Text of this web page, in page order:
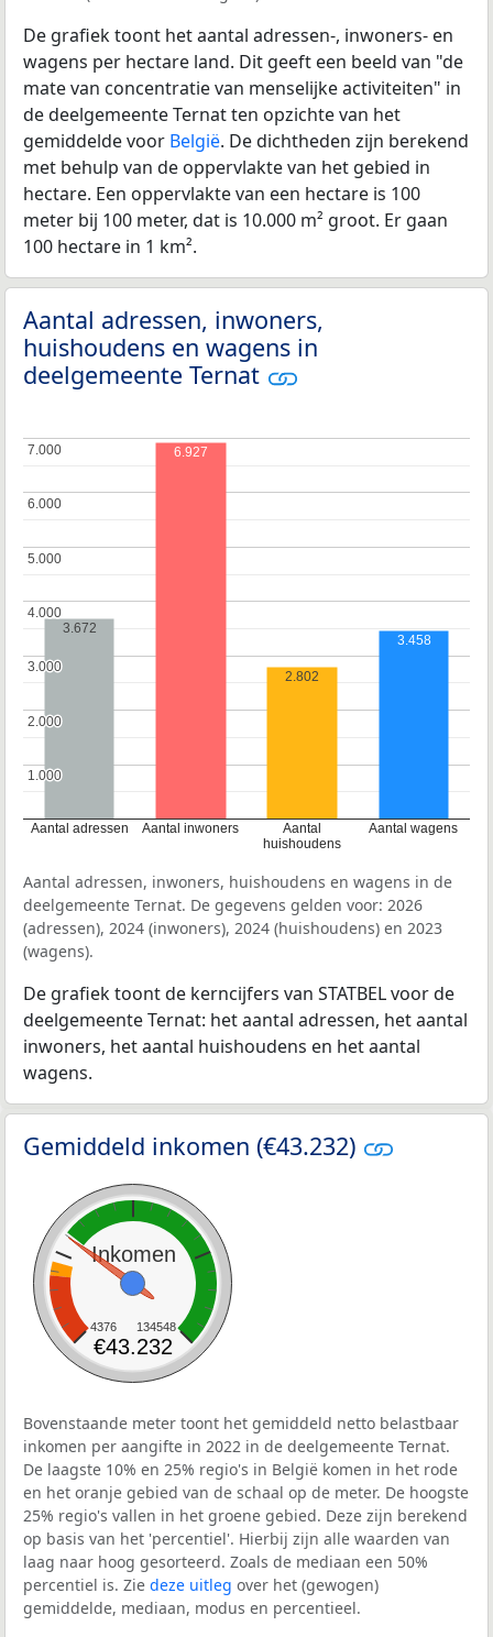
De grafiek toont het aantal adressen-, inwoners- en
wagens per hectare land. Dit geeft een beeld van "de
mate van concentratie van menselijke activiteiten" in
de deelgemeente Ternat ten opzichte van het
gemiddelde voor België. De dichtheden zijn berekend
met behulp van de oppervlakte van het gebied in
hectare. Een oppervlakte van een hectare is 100
meter bij 100 meter, dat is 10.000 m² groot. Er gaan
100 hectare in 1 km².
Aantal adressen, inwoners,
huishoudens en wagens in
deelgemeente Ternat
Aantal adressen Aantal inwoners
Aantal
huishoudens
Aantal wagens
1.000
1.000
2.000
2.000
3.000
3.000
4.000
4.000
5.000
5.000
6.000
6.000
7.000
7.000
3.672
6.927
2.802
3.458
Aantal adressen, inwoners, huishoudens en wagens in de
deelgemeente Ternat. De gegevens gelden voor: 2026
(adressen), 2024 (inwoners), 2024 (huishoudens) en 2023
(wagens).
De grafiek toont de kerncijfers van STATBEL voor de
deelgemeente Ternat: het aantal adressen, het aantal
inwoners, het aantal huishoudens en het aantal
wagens.
Gemiddeld inkomen (€43.232)
Inkomen
4376 134548
€43.232
Bovenstaande meter toont het gemiddeld netto belastbaar
inkomen per aangifte in 2022 in de deelgemeente Ternat.
De laagste 10% en 25% regio's in België komen in het rode
en het oranje gebied van de schaal op de meter. De hoogste
25% regio's vallen in het groene gebied. Deze zijn berekend
op basis van het 'percentiel'. Hierbij zijn alle waarden van
laag naar hoog gesorteerd. Zoals de mediaan een 50%
percentiel is. Zie deze uitleg over het (gewogen)
gemiddelde, mediaan, modus en percentieel.